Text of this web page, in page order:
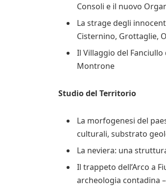
Consoli e il nuovo
La strage degli
Cisternino, Grottaglie,
Il Villaggio del
Montrone
Studio del Territorio
La morfogenesi del
culturali, substrato
La neviera: una
Il trappeto dell’Arco a
archeologia contadina